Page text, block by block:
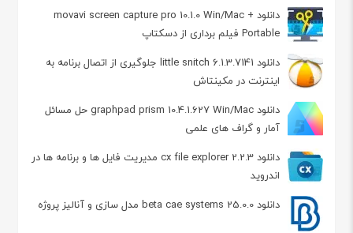
دانلود movavi screen capture pro 10.1.0 Win/Mac +
Portable فیلم‌ برداری از دسکتاپ
دانلود little snitch 6.1.3.7141 جلوگیری از اتصال برنامه به
اینترنت در مکینتاش
دانلود graphpad prism 10.4.1.627 Win/Mac حل مسائل
آمار و گراف های علمی
دانلود cx file explorer 2.2.3 مدیریت فایل ها و برنامه ها در
اندروید
دانلود beta cae systems 25.0.0 مدل سازی و آنالیز پروژه